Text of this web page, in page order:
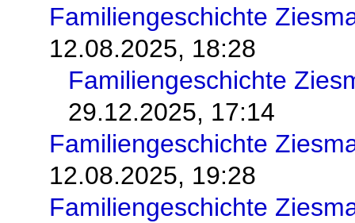
Familiengeschichte
12.08.2025, 18:28
Familiengeschichte
29.12.2025, 17:14
Familiengeschichte
12.08.2025, 19:28
Familiengeschichte